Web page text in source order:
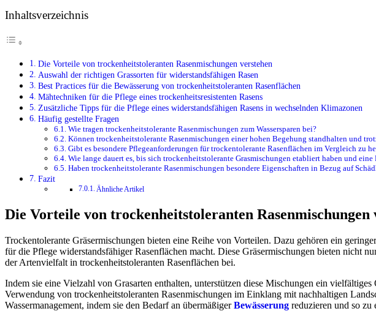
Inhaltsverzeichnis
Die Vorteile von trockenheitstoleranten Rasenmischungen verstehen
Auswahl der richtigen Grassorten für widerstandsfähigen Rasen
Best Practices für die Bewässerung von trockenheitstoleranten Rasenflächen
Mähtechniken für die Pflege eines trockenheitsresistenten Rasens
Zusätzliche Tipps für die Pflege eines widerstandsfähigen Rasens in wechselnden Klimazonen
Häufig gestellte Fragen
Wie tragen trockenheitstolerante Rasenmischungen zum Wassersparen bei?
Können trockenheitstolerante Rasenmischungen einer hohen Begehung standhalten und
Gibt es besondere Pflegeanforderungen für trockentolerante Rasenflächen im Vergleich zu
Wie lange dauert es, bis sich trockenheitstolerante Grasmischungen etabliert haben und
Haben trockenheitstolerante Rasenmischungen besondere Eigenschaften in Bezug auf
Fazit
Ähnliche Artikel
Die Vorteile von trockenheitstoleranten Rasenmischungen
Trockentolerante Gräsermischungen bieten eine Reihe von Vorteilen. Dazu gehören ein
für die Pflege widerstandsfähiger Rasenflächen macht. Diese Gräsermischungen bieten nicht
der Artenvielfalt in trockenheitstoleranten Rasenflächen bei.
Indem sie eine Vielzahl von Grasarten enthalten, unterstützen diese Mischungen ein
Verwendung von trockenheitstoleranten Rasenmischungen im Einklang mit nachhaltigen
Wassermanagement, indem sie den Bedarf an übermäßigerBewässerung reduzieren und so zu